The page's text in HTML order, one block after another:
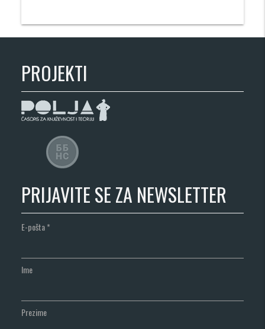
PROJEKTI
PRIJAVITE SE ZA NEWSLETTER
E-pošta*
Ime
Prezime